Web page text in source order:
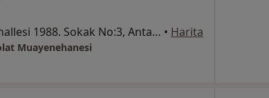
Fener Mahallesi 1988. Sokak No:3, Antalya • Harita
Muayenehanesi